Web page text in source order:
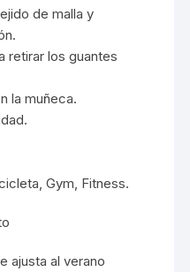
de malla y
retirar los guantes
la muñeca.
Gym, Fitness.
ajusta al verano